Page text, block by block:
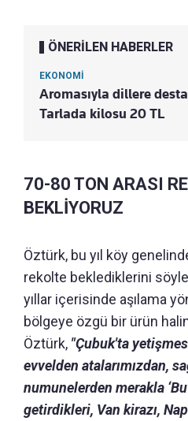
ÖNERİLEN HABERLER
EKONOMİ
Aromasıyla dillere
Tarlada kilosu 20 TL
70-80 TON ARASI
BEKLİYORUZ
Öztürk, bu yıl köy
rekolte beklediklerini
yıllar içerisinde aşılama
bölgeye özgü bir ürün
Öztürk, "Çubuk'ta
evvelden atalarımızdan,
numunelerden merakla
getirdikleri, Van kirazı,